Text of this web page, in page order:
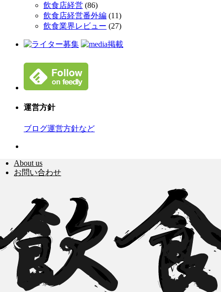
飲食店経営 (86)
飲食店経営番外編 (11)
飲食業界レビュー (27)
運営方針
ブログ運営方針など
About us
お問い合わせ